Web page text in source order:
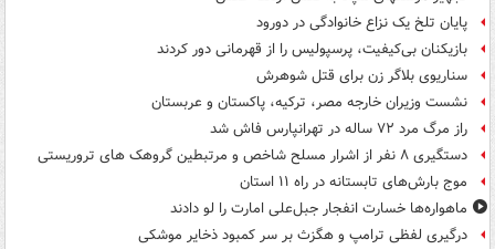
پایان تلخ یک نزاع خانوادگی در دورود
بازیکنان بی‌کیفیت، پرسپولیس را از قهرمانی دور کردند
سناریوی بلاگر زن برای قتل شوهرش
نشست وزیران خارجه مصر، ترکیه، پاکستان و عربستان
راز مرگ مرد ۷۲ ساله در تهرانپارس فاش شد
دستگیری ۸ نفر از اشرار مسلح شاخص و مرتبطین گروهک های تروریستی
موج بارش‌های تابستانه در راه ۱۱ استان
ماهواره‌ها خسارت انفجار جبل‌علی امارت را لو دادند
درگیری لفظی ترامپ و هگزث بر سر کمبود ذخایر موشکی